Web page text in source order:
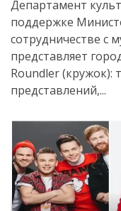
Департамент
поддержке
сотрудничестве с
представляет
Roundler (кружок):
представлений,...